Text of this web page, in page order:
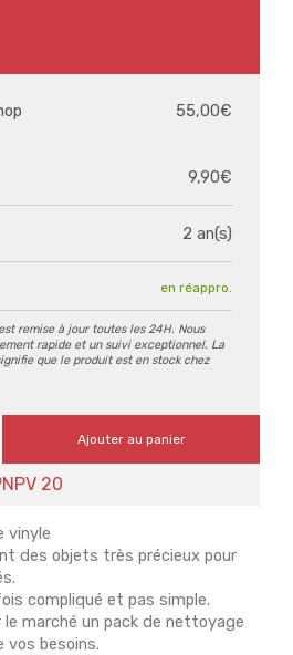
55,00€
9,90€
2 an(s)
en réappro.
remise à jour toutes les 24H. Nous
rapide et un suivi exceptionnel. La
que le produit est en stock chez
Ajouter au panier
20
vinyle
des objets très précieux pour
compliqué et pas simple.
marché un pack de nettoyage
besoins.